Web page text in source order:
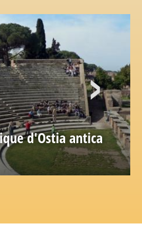
d'Ostia antica